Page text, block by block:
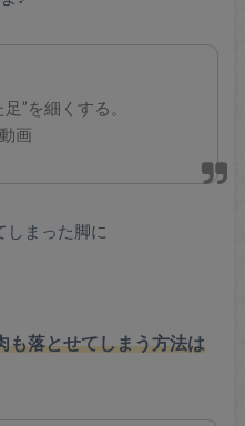
”を細くする。
画
しまった脚に
も落とせてしまう方法は